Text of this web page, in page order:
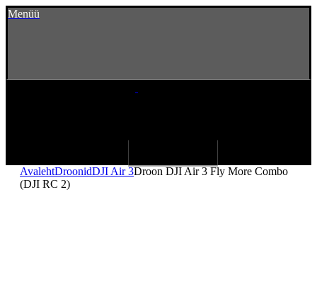
Menüü
AvalehtDroonidDJI Air 3Droon DJI Air 3 Fly More Combo
(DJI RC 2)